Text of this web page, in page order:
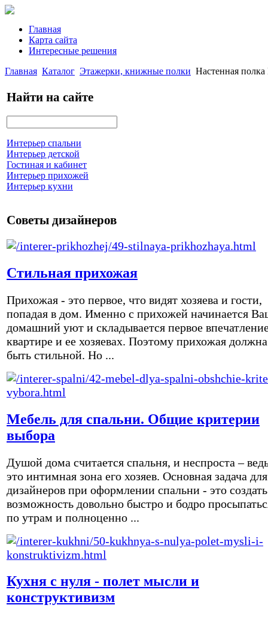
Главная
Карта сайта
Интересные решения
Главная Каталог Этажерки, книжные полки Настенная
Найти на сайте
Интерьер спальни
Интерьер детской
Гостиная и кабинет
Интерьер прихожей
Интерьер кухни
Советы дизайнеров
Стильная прихожая
Прихожая - это первое, что видят хозяева и гости,
попадая в дом. Именно с прихожей начинается
домашний уют и складывается первое
квартире и ее хозяевах. Поэтому прихожая должна
быть стильной. Но ...
Мебель для спальни. Общие критерии
выбора
Душой дома считается спальня, и неспроста –
это интимная зона его хозяев. Основная задача для
дизайнеров при оформлении спальни - это создать
возможность довольно быстро и бодро
по утрам и полноценно ...
Кухня с нуля - полет мысли и
конструктивизм